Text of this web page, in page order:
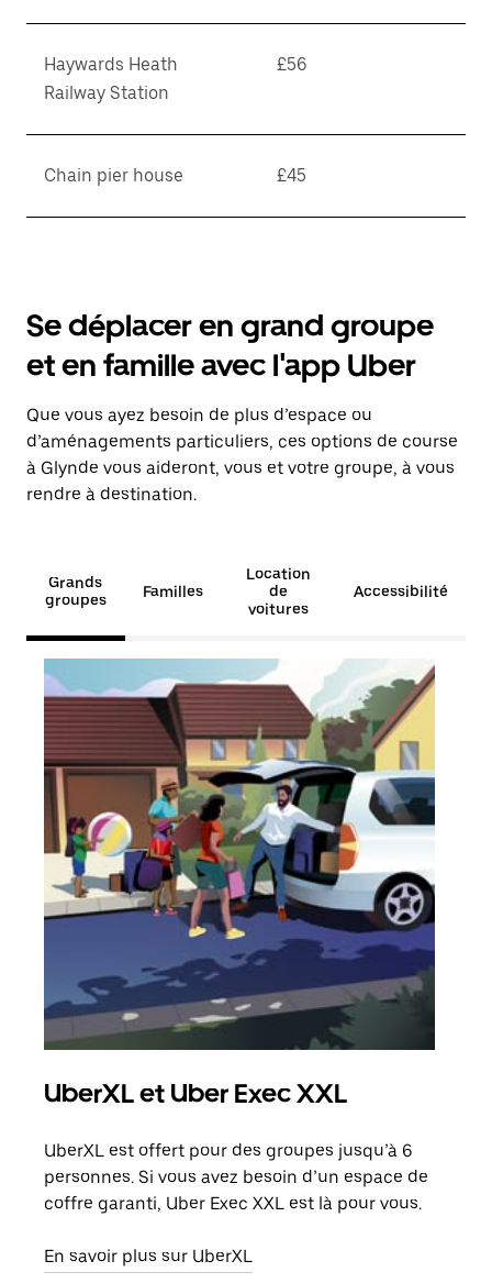
Haywards Heath
Railway Station
£56
Chain pier house £45
Se déplacer en grand groupe
et en famille avec l'app Uber
Que vous ayez besoin de plus d’espace ou
d’aménagements particuliers, ces options de course
à Glynde vous aideront, vous et votre groupe, à vous
rendre à destination.
Grands
groupes
Familles
Location
de
voitures
Accessibilité
UberXL et Uber Exec XXL
UberXL est offert pour des groupes jusqu’à 6
personnes. Si vous avez besoin d’un espace de
coffre garanti, Uber Exec XXL est là pour vous.
En savoir plus sur UberXL